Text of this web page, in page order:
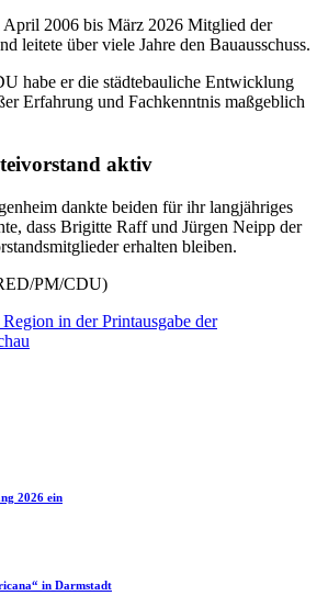
2006 bis März 2026 Mitglied der
leitete über viele Jahre den Bauausschuss.
habe er die städtebauliche Entwicklung
Erfahrung und Fachkenntnis maßgeblich
aktiv
dankte beiden für ihr langjähriges
dass Brigitte Raff und Jürgen Neipp der
erhalten bleiben.
PM/CDU)
2026 ein
in Darmstadt